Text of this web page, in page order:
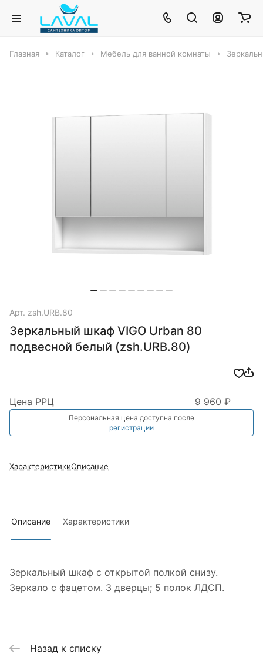
Главная Каталог Мебель для ванной комнаты
Арт. zsh.URB.80
Зеркальный шкаф VIGO Urban 80
подвесной белый (zsh.URB.80)
Цена РРЦ 9 960 ₽
Персональная цена доступна после
регистрации
ХарактеристикиОписание
Описание Характеристики
Зеркальный шкаф с открытой полкой снизу.
Зеркало с фацетом. 3 дверцы; 5 полок ЛДСП.
Назад к списку